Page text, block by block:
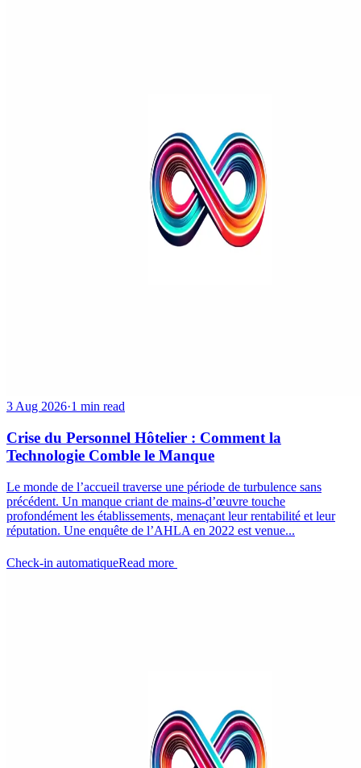
3 Aug 2026·1 min read
Crise du Personnel Hôtelier : Comment la
Technologie Comble le Manque
Le monde de l’accueil traverse une période de turbulence sans
précédent. Un manque criant de mains-d’œuvre touche
profondément les établissements, menaçant leur rentabilité et leur
réputation. Une enquête de l’AHLA en 2022 est venue...
Check-in automatiqueRead more